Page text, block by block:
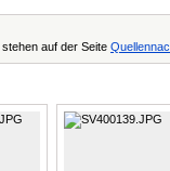
auf der Seite